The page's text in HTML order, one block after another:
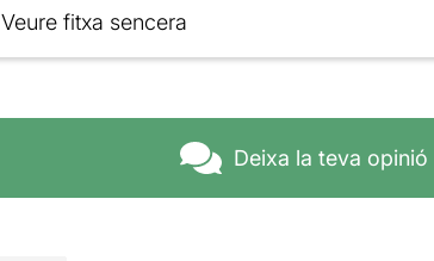
Veure fitxa sencera
Deixa la teva opinió